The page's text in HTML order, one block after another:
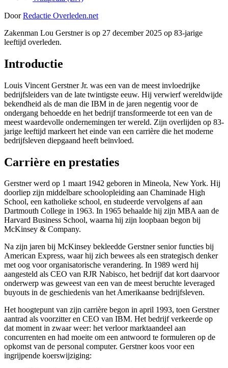
Door Redactie Overleden.net
Zakenman Lou Gerstner is op 27 december 2025 op 83-jarige
leeftijd overleden.
Introductie
Louis Vincent Gerstner Jr. was een van de meest invloedrijke
bedrijfsleiders van de late twintigste eeuw. Hij verwierf wereldwijde
bekendheid als de man die IBM in de jaren negentig voor de
ondergang behoedde en het bedrijf transformeerde tot een van de
meest waardevolle ondernemingen ter wereld. Zijn overlijden op 83-
jarige leeftijd markeert het einde van een carrière die het moderne
bedrijfsleven diepgaand heeft beïnvloed.
Carrière en prestaties
Gerstner werd op 1 maart 1942 geboren in Mineola, New York. Hij
doorliep zijn middelbare schoolopleiding aan Chaminade High
School, een katholieke school, en studeerde vervolgens af aan
Dartmouth College in 1963. In 1965 behaalde hij zijn MBA aan de
Harvard Business School, waarna hij zijn loopbaan begon bij
McKinsey & Company.
Na zijn jaren bij McKinsey bekleedde Gerstner senior functies bij
American Express, waar hij zich bewees als een strategisch denker
met oog voor organisatorische verandering. In 1989 werd hij
aangesteld als CEO van RJR Nabisco, het bedrijf dat kort daarvoor
onderwerp was geweest van een van de meest beruchte leveraged
buyouts in de geschiedenis van het Amerikaanse bedrijfsleven.
Het hoogtepunt van zijn carrière begon in april 1993, toen Gerstner
aantrad als voorzitter en CEO van IBM. Het bedrijf verkeerde op
dat moment in zwaar weer: het verloor marktaandeel aan
concurrenten en had moeite om een antwoord te formuleren op de
opkomst van de personal computer. Gerstner koos voor een
ingrijpende koerswijziging: